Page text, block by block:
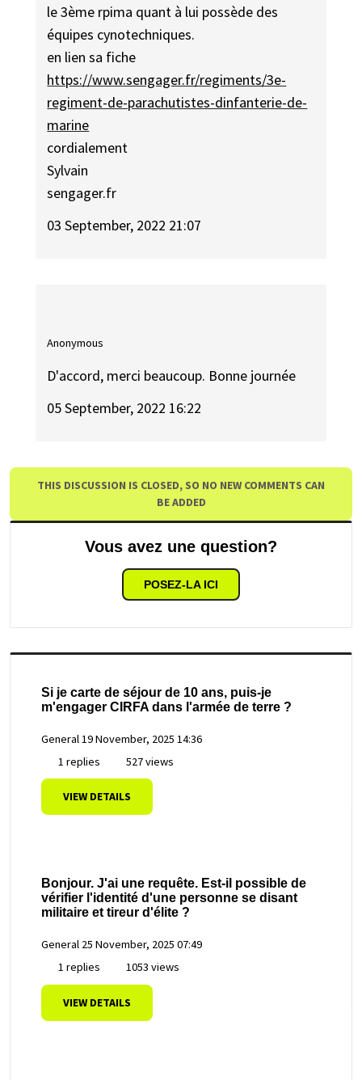
le 3ème rpima quant à lui possède des
équipes cynotechniques.
en lien sa fiche
https://www.sengager.fr/regiments/3e-
regiment-de-parachutistes-dinfanterie-de-
marine
cordialement
Sylvain
sengager.fr
03 September, 2022 21:07
Anonymous
D'accord, merci beaucoup. Bonne journée
05 September, 2022 16:22
THIS DISCUSSION IS CLOSED, SO NO NEW COMMENTS CAN
BE ADDED
Vous avez une question?
POSEZ-LA ICI
Si je carte de séjour de 10 ans, puis-je
m'engager CIRFA dans l'armée de terre ?
General19 November, 2025 14:36
1 replies
527 views
VIEW DETAILS
Bonjour. J'ai une requête. Est-il possible de
vérifier l'identité d'une personne se disant
militaire et tireur d'élite ?
General 25 November, 2025 07:49
1 replies
1053 views
VIEW DETAILS